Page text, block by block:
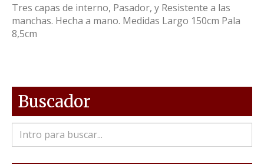
Tres capas de interno, Pasador, y Resistente a las
manchas. Hecha a mano. Medidas Largo 150cm Pala
8,5cm
Buscador